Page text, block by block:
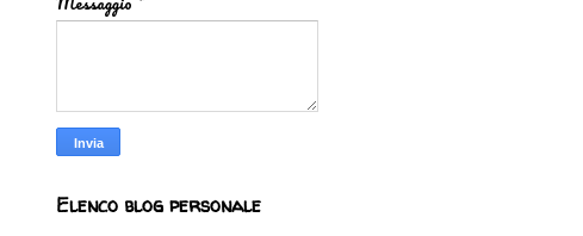
Elenco blog personale